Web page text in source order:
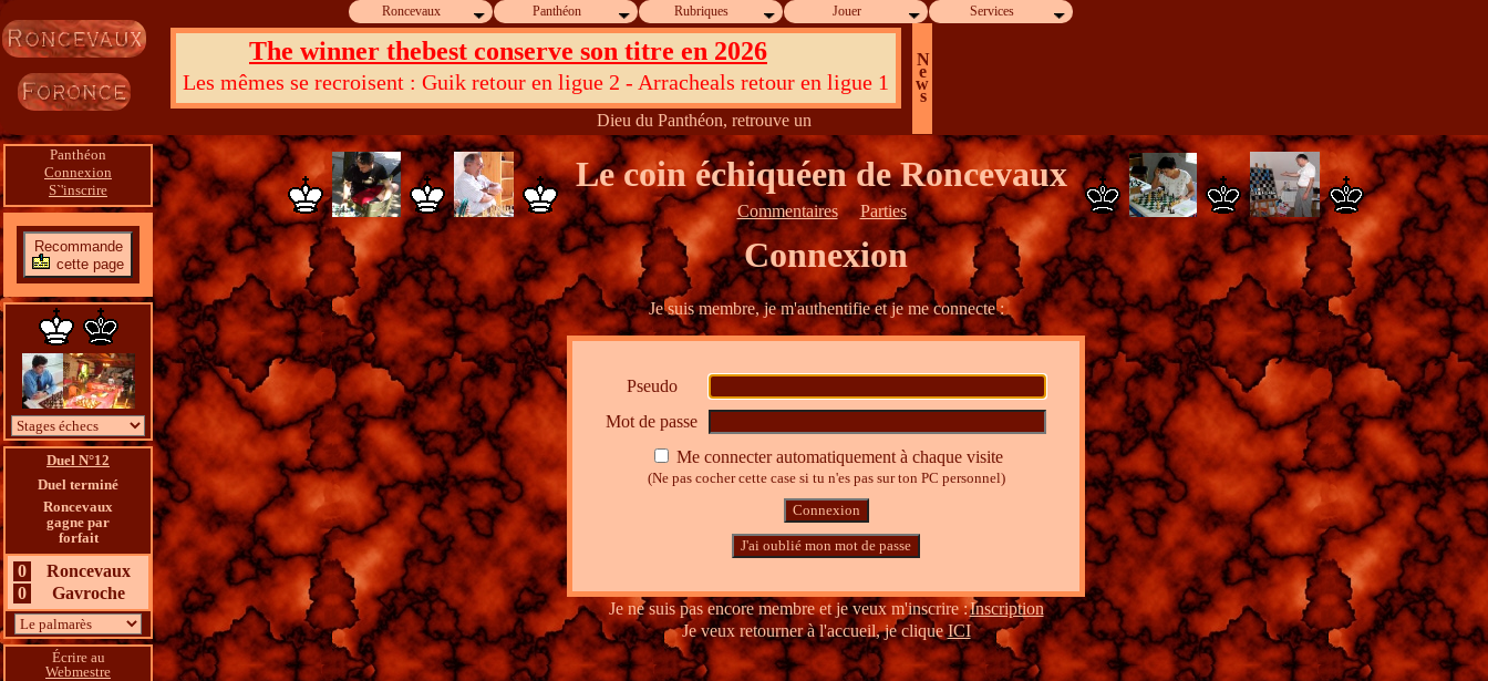
Roncevaux Panthéon Rubriques Jouer Services
The winner thebest conserve son titre en 2026
Les mêmes se recroisent : Guik retour en ligue 2 - Arracheals retour en ligue 1
N
e
w
s
Dieu du Panthéon, retrouve un ancien thème en le choisissant dans ton profil.
Panthéon
Connexion
S`'inscrire
Recommande
cette page
Duel N°12
Duel terminé
Roncevaux
gagne par
forfait
0
Roncevaux
0
Gavroche
Écrire au
Webmestre
Le coin échiquéen de Roncevaux
Commentaires Parties
Connexion
Je suis membre, je m'authentifie et je me connecte :
Pseudo
Mot de passe
Me connecter automatiquement à chaque visite
(Ne pas cocher cette case si tu n'es pas sur ton PC personnel)
Je ne suis pas encore membre et je veux m'inscrire :Inscription
Je veux retourner à l'accueil, je clique ICI